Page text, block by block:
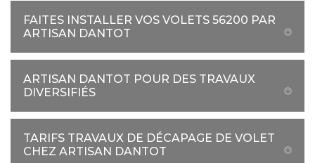
FAITES INSTALLER VOS VOLETS 56200 PAR
ARTISAN DANTOT
ARTISAN DANTOT POUR DES TRAVAUX
DIVERSIFIÉS
TARIFS TRAVAUX DE DÉCAPAGE DE VOLET
CHEZ ARTISAN DANTOT